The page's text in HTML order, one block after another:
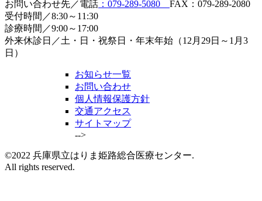
お問い合わせ先／電話 ：079-289-5080 FAX：079-289-2080
受付時間／8:30～11:30
診療時間／9:00～17:00
外来休診日／土・日・祝祭日・年末年始（12月29日～1月3
日）
お知らせ一覧
お問い合わせ
個人情報保護方針
交通アクセス
サイトマップ
-->
©2022 兵庫県立はりま姫路総合医療センター.
All rights reserved.